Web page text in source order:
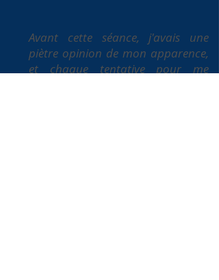
Avant cette séance, j'avais une
piètre opinion de mon apparence,
et chaque tentative pour me